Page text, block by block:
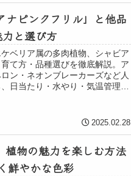
ナピンクフリル」と他品
と選び方
ベリア属の多肉植物、シャビア
て方・品種選びを徹底解説。ア
ン・ネオンブレーカーズなど人
日当たり・水やり・気温管理ま
2025.02.28
植物の魅力を楽しむ方法
鮮やかな色彩